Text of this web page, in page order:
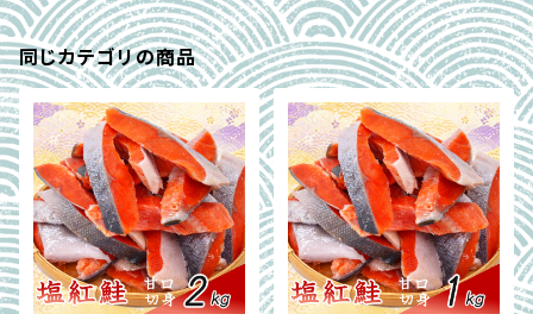
同じカテゴリの商品